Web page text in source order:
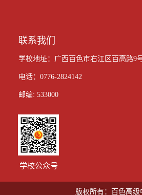
联系我们
学校地址：广西百色市右江区百高路9
电话：0776-2824142
邮编: 533000
学校公众号
版权所有：百色高级